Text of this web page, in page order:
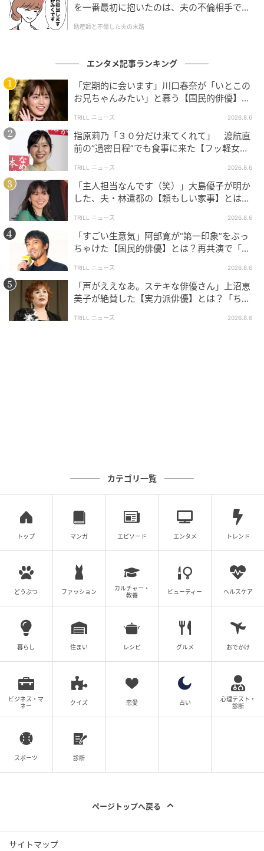
を一番最初に抱いたのは、夫の不倫相手でし
助産師と不倫した夫の末路
エンタメ記事ランキング
「定期的に会います」川口春奈が「いとこの
お兄ちゃんみたい」と慕う【国民的俳優】と
TRILL ニュース 2026.8.6
指原莉乃「３０分だけ来てくれて」 渡航直
前の“過密日程”でも食事に来た【フッ軽女
TRILL ニュース 2026.8.6
「主人担当なんです（笑）」大島優子が明か
した、夫・林遣都の【頼もしい家事】とは？
TRILL ニュース 2026.8.6
「すごい生意気」阿部寛が“第一印象”をぶっ
ちゃけた【国民的俳優】とは？再共演で「完
TRILL ニュース 2026.8.6
「声がええなあ。ステキな俳優さん」上沼恵
美子が絶賛した【実力派俳優】とは？「ちょ
TRILL ニュース 2026.8.6
カテゴリ一覧
トップ マンガ エピソード エンタメ トレンド
どうぶつ ファッション
カルチャー・
教養
ビューティー ヘルスケア
暮らし 住まい レシピ グルメ おでかけ
ビジネス・マ
ネー
クイズ 恋愛 占い
心理テスト・
診断
スポーツ 診断
ページトップへ戻る
サイトマップ